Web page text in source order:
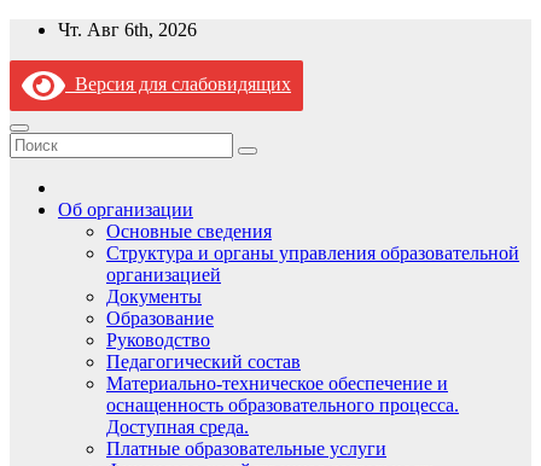
Перейти
содержимому
Чт. Авг 6th, 2026
Версия для слабовидящих
Об организации
Основные сведения
Структура и органы управления образовательной
организацией
Документы
Образование
Руководство
Педагогический состав
Материально-техническое обеспечение и
оснащенность образовательного процесса.
Доступная среда.
Платные образовательные услуги